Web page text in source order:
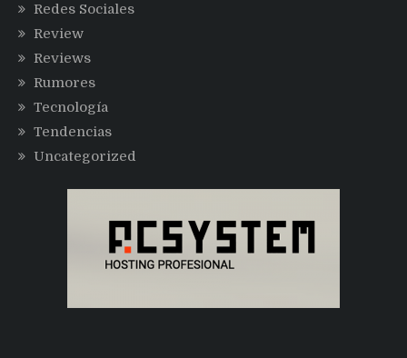
Redes Sociales
Review
Reviews
Rumores
Tecnología
Tendencias
Uncategorized